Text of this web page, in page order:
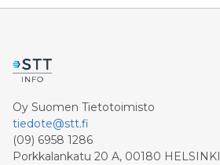
Oy Suomen Tietotoimisto
tiedote@stt.fi
(09) 6958 1286
Porkkalankatu 20 A, 00180 HELSINKI